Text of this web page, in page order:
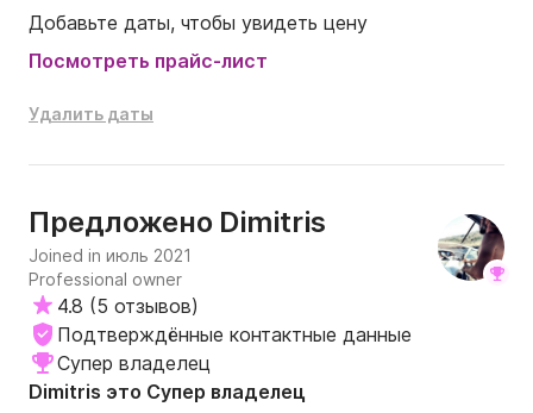
Добавьте даты, чтобы увидеть цену
Посмотреть прайс-лист
Удалить даты
Предложено Dimitris
Joined in июль 2021
Professional owner
4.8 (5 отзывов)
Подтверждённые контактные данные
Супер владелец
Dimitris это Супер владелец